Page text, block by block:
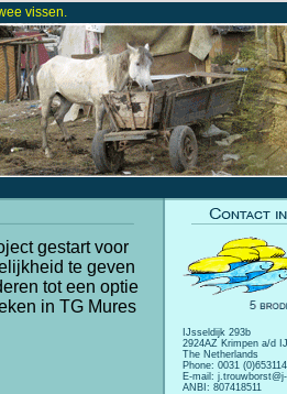
vissen.
gestart voor
te geven
tot een optie
in TG Mures
IJsseldijk 293b
2924AZ Krimpen a/d
The Netherlands
Phone: 0031
E-mail:
ANBI: 807418511